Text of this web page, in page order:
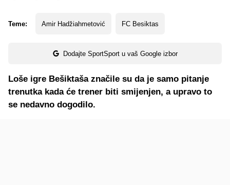
Teme: Amir Hadžiahmetović FC Besiktas
Dodajte SportSport u vaš Google izbor
Loše igre Bešiktaša značile su da je samo pitanje
trenutka kada će trener biti smijenjen, a upravo to
se nedavno dogodilo.